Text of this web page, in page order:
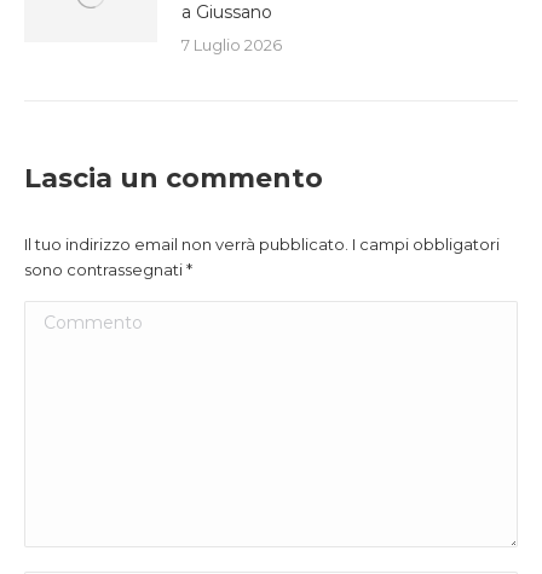
a Giussano
7 Luglio 2026
Lascia un commento
Il tuo indirizzo email non verrà pubblicato. I campi obbligatori
sono contrassegnati*
Commento